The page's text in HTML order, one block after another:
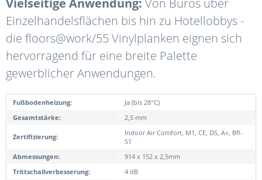
Vielseitige Anwendung: Von Büros über
Einzelhandelsflächen bis hin zu Hotellobbys -
die floors@work/55 Vinylplanken eignen sich
hervorragend für eine breite Palette
gewerblicher Anwendungen.
Fußbodenheizung:
Ja (bis 28°C)
Gesamtstärke:
2,5 mm
Zertifizierung:
Indoor Air Comfort, M1, CE, DS, A+, Bfl-
S1
Abmessungen:
914 x 152 x 2,5mm
Trittschallverbesserung:
4 dB